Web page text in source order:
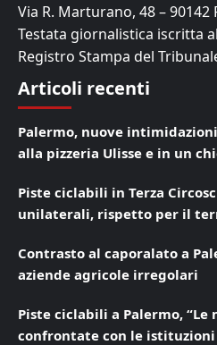
Via R. Marturano, 48 – 90142
Testata giornalistica iscritta
Registro Stampa del
Articoli recenti
Palermo, nuove
alla pizzeria Ulisse e in un
Piste ciclabili in Terza
unilaterali, rispetto per il
Contrasto al caporalato a
aziende agricole irregolari
Piste ciclabili a Palermo, “Le
confrontate con le